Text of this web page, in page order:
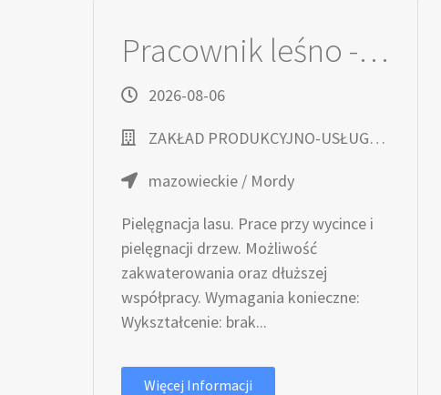
Pracownik leśno - gospodarczy (k/m)
2026-08-06
ZAKŁAD PRODUKCYJNO-USŁUGOWY HENRYK MATEJCZUK
mazowieckie / Mordy
Pielęgnacja lasu. Prace przy wycince i
pielęgnacji drzew. Możliwość
zakwaterowania oraz dłuższej
współpracy. Wymagania konieczne:
Wykształcenie: brak...
Więcej Informacji